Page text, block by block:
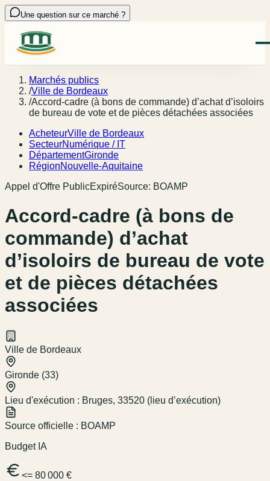
Une question sur ce marché ?
Marchés publics
/Ville de Bordeaux
/Accord-cadre (à bons de commande) d’achat d’isoloirs
de bureau de vote et de pièces détachées associées
AcheteurVille de Bordeaux
SecteurNumérique / IT
DépartementGironde
RégionNouvelle-Aquitaine
Appel d'Offre PublicExpiréSource: BOAMP
Accord-cadre (à bons de
commande) d’achat
d’isoloirs de bureau de vote
et de pièces détachées
associées
Ville de Bordeaux
Gironde (33)
Lieu d'exécution : Bruges, 33520 (lieu d’exécution)
Source officielle : BOAMP
Budget IA
<= 80 000 €